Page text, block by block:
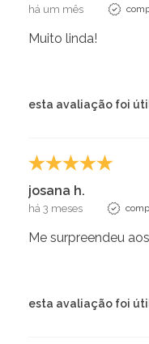
há um mês
Muito linda!
esta avaliação foi
josana h.
há 3 meses
Me surpreendeu
esta avaliação foi